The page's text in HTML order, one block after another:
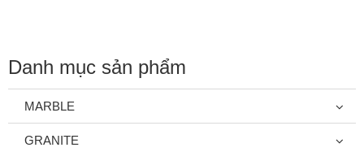
Danh mục sản phẩm
MARBLE
GRANITE